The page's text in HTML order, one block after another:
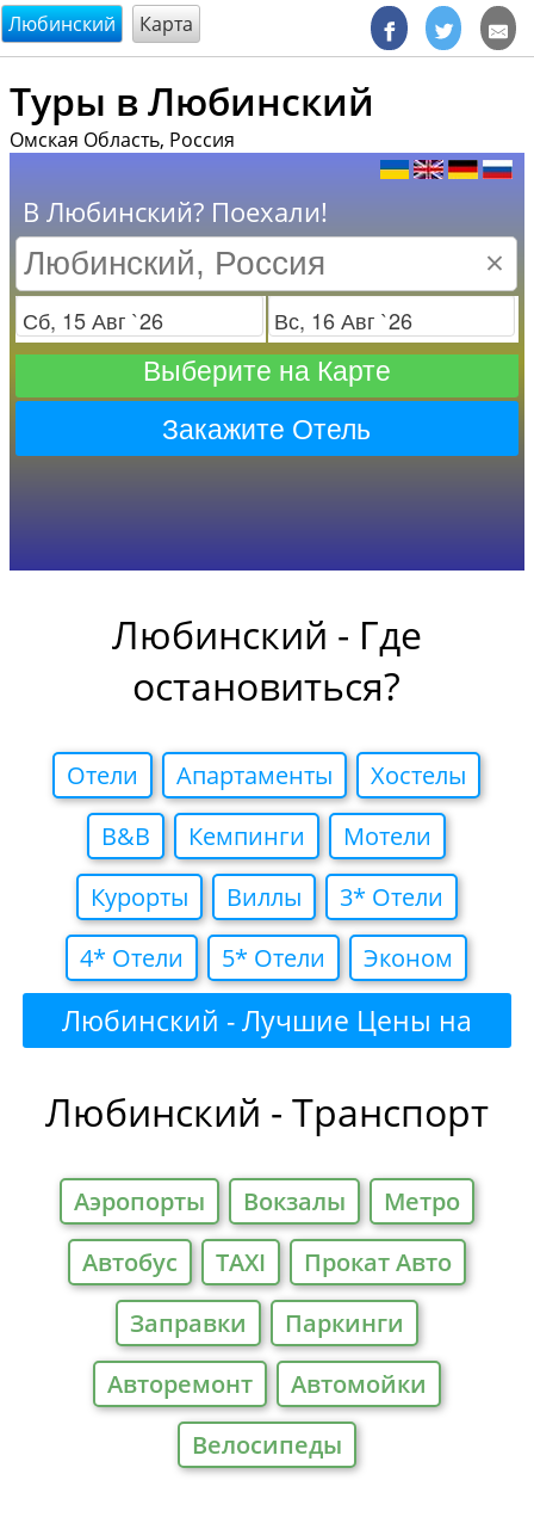
@endsectiom
Любинский Карта
Туры в Любинский
Омская Область, Россия
В Любинский? Поехали!
×
Заезд Отъезд
Выберите на Карте
Закажите Отель
Любинский - Где
остановиться?
Отели Апартаменты
Хостелы
B&B
Кемпинги
Мотели
Курорты
Виллы
3* Отели
4* Отели
5* Отели Эконом
Любинский - Лучшие Цены на
Любинский - Транспорт
Аэропорты Вокзалы
Метро
Автобус
TAXI
Прокат Авто
Заправки
Паркинги
Авторемонт
Автомойки
Велосипеды